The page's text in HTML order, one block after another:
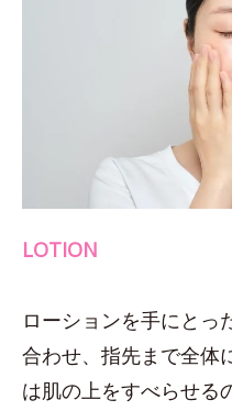
LOTION
ローションを手にとっ
合わせ、指先まで全体
は肌の上をすべらせる